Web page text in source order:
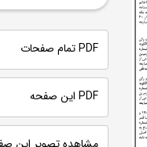
PDF تمام صفحات
PDF این صفحه